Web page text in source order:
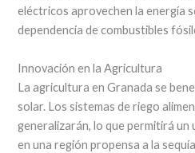
eléctricos aprovechen la energía
dependencia de combustibles
Innovación en la Agricultura
La agricultura en Granada se
solar. Los sistemas de riego
generalizarán, lo que permitirá un
en una región propensa a la